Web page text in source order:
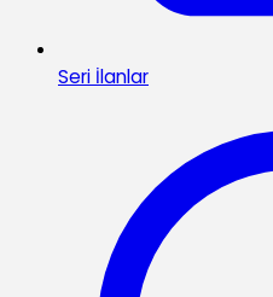
Seri İlanlar